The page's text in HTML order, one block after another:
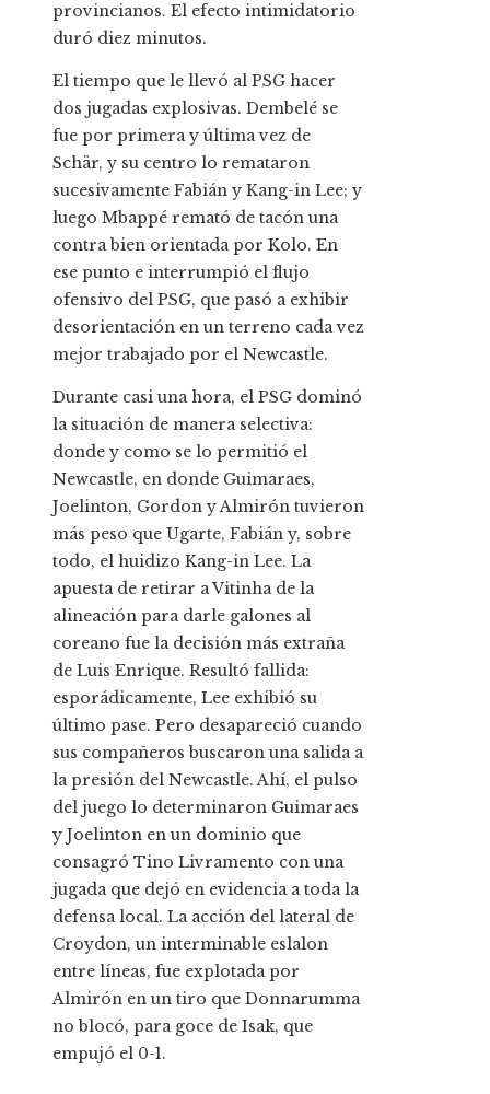
provincianos. El efecto intimidatorio
duró diez minutos.
El tiempo que le llevó al PSG hacer
dos jugadas explosivas. Dembelé se
fue por primera y última vez de
Schär, y su centro lo remataron
sucesivamente Fabián y Kang-in Lee; y
luego Mbappé remató de tacón una
contra bien orientada por Kolo. En
ese punto e interrumpió el flujo
ofensivo del PSG, que pasó a exhibir
desorientación en un terreno cada vez
mejor trabajado por el Newcastle.
Durante casi una hora, el PSG dominó
la situación de manera selectiva:
donde y como se lo permitió el
Newcastle, en donde Guimaraes,
Joelinton, Gordon y Almirón tuvieron
más peso que Ugarte, Fabián y, sobre
todo, el huidizo Kang-in Lee. La
apuesta de retirar a Vitinha de la
alineación para darle galones al
coreano fue la decisión más extraña
de Luis Enrique. Resultó fallida:
esporádicamente, Lee exhibió su
último pase. Pero desapareció cuando
sus compañeros buscaron una salida a
la presión del Newcastle. Ahí, el pulso
del juego lo determinaron Guimaraes
y Joelinton en un dominio que
consagró Tino Livramento con una
jugada que dejó en evidencia a toda la
defensa local. La acción del lateral de
Croydon, un interminable eslalon
entre líneas, fue explotada por
Almirón en un tiro que Donnarumma
no blocó, para goce de Isak, que
empujó el 0-1.